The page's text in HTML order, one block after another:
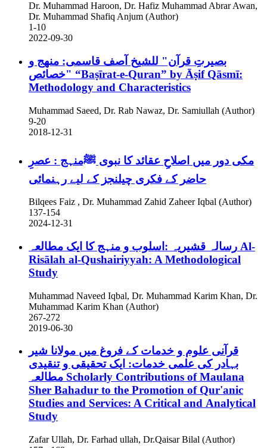
Dr. Muhammad Haroon, Dr. Hafiz Muhammad Abrar Awan,
Dr. Muhammad Shafiq Anjum (Author)
1-10
2022-09-30
بصیرتِ قرآن" للشیخ آصف قاسمی: منھج و
خصائص" “Baṣīrat-e-Quran” by Āṣif Qāsmī:
Methodology and Characteristics
Muhammad Saeed, Dr. Rab Nawaz, Dr. Samiullah (Author)
9-20
2018-12-31
مکی دور میں اصلاحِ عقائد کا نبوی ﷺمنہج : عصرِ
حاضر کے فکری چیلنجز کے لیے رہنمائی
Bilqees Faiz , Dr. Muhammad Zahid Zaheer Iqbal (Author)
137-154
2024-12-31
Al-
Risālah al-Qushairiyyah: A Methodological
Study
Muhammad Naveed Iqbal, Dr. Muhammad Karim Khan, Dr.
Muhammad Karim Khan (Author)
267-272
2019-06-30
قرآنی علوم و خدمات کے فروغ میں مولانا شیر
بہادر کی علمی خدمات: ایک تحقیقی و تنقیدی
Scholarly Contributions of Maulana
Sher Bahadur to the Promotion of Qur'anic
Studies and Services: A Critical and Analytical
Study
Zafar Ullah, Dr. Farhad ullah, Dr.Qaisar Bilal (Author)